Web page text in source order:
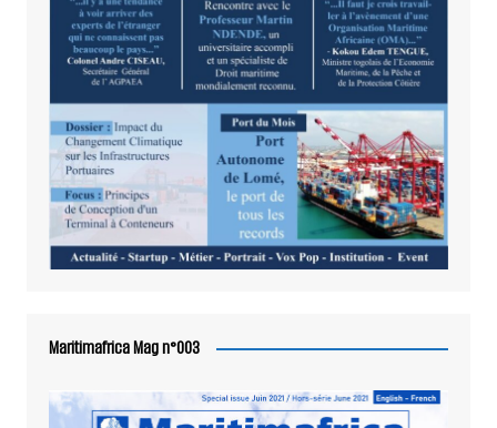
Maritimafrica Mag n°003